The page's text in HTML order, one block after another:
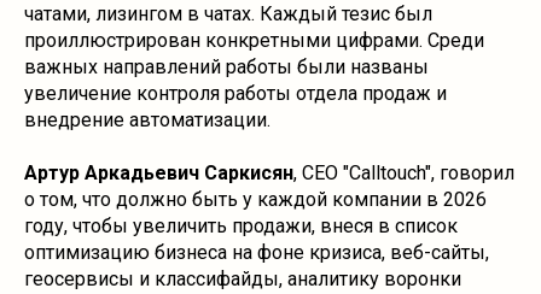
чатами, лизингом в чатах. Каждый тезис был
проиллюстрирован конкретными цифрами. Среди
важных направлений работы были названы
увеличение контроля работы отдела продаж и
внедрение автоматизации.
Артур Аркадьевич Саркисян, СЕО "Calltouch", говорил
о том, что должно быть у каждой компании в 2026
году, чтобы увеличить продажи, внеся в список
оптимизацию бизнеса на фоне кризиса, веб-сайты,
геосервисы и классифайды, аналитику воронки